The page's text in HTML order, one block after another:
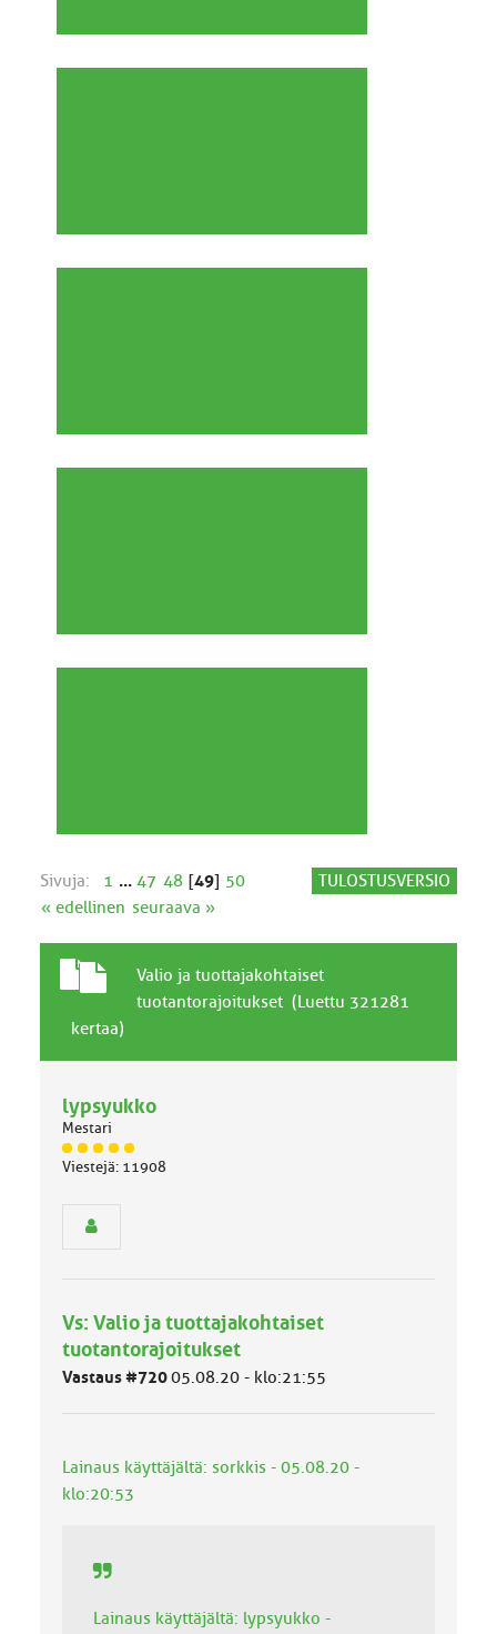
TULOSTUSVERSIO
Sivuja: 1 ... 47 48 [49] 50
« edellinen seuraava »
a
l
n
e
n
A
i
Valio ja tuottajakohtaiset
tuotantorajoitukset (Luettu 321281
kertaa)
lypsyukko
Mestari
J
ä
m
ä
u
a
:
Viestejä: 11908
Vs: Valio ja tuottajakohtaiset
tuotantorajoitukset
Vastaus #72005.08.20 - klo:21:55
Lainaus käyttäjältä: sorkkis - 05.08.20 -
klo:20:53
Lainaus käyttäjältä: lypsyukko -